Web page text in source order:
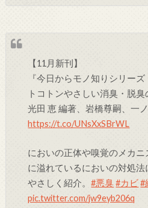
【11月新刊】
『今日からモノ知りシリーズ
トコトンやさしい消臭・脱臭
光田 恵 編著、岩橋尊嗣、一
https://t.co/UNsXxSBrWL
においの正体や嗅覚のメカ
に溢れているにおいの対処
やさしく紹介。#悪臭 #カビ #
pic.twitter.com/jw9eyb206q